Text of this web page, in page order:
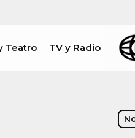
Teatro TV y Radio